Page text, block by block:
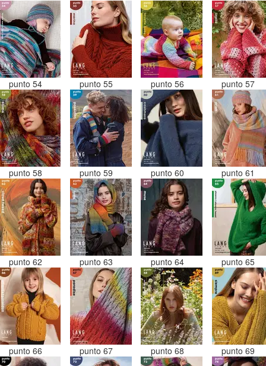
punto 54 punto 55 punto 56 punto 57
punto 58 punto 59 punto 60 punto 61
punto 62 punto 63 punto 64 punto 65
punto 66 punto 67 punto 68 punto 69